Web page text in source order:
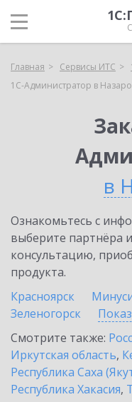
Главная Сервисы ИТС
1С-Администратор в
в
Ознакомьтесь с
выберите партнёра
консультацию,
продукта.
Красноярск
Зеленогорск
Смотрите также:
Иркутская область,
Республика Саха
Республика Хакасия,